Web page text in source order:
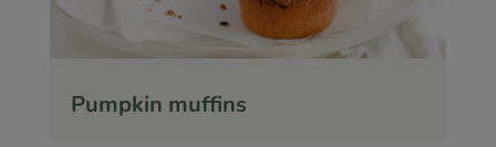
Pumpkin muffins